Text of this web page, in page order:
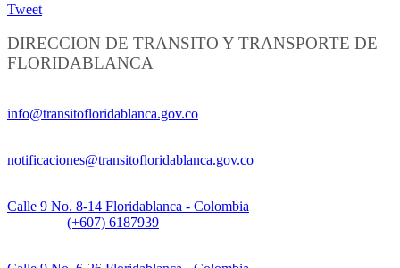
Tweet
DIRECCION DE TRANSITO Y TRANSPORTE DE
FLORIDABLANCA
info@transitofloridablanca.gov.co
notificaciones@transitofloridablanca.gov.co
Calle 9 No. 8-14 Floridablanca - Colombia
(+607) 6187939